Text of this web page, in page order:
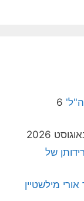
6
של
מילשטיין